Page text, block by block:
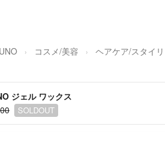
UNO コスメ/美容 ヘアケア/スタイ
ジェル ワックス
SOLDOUT